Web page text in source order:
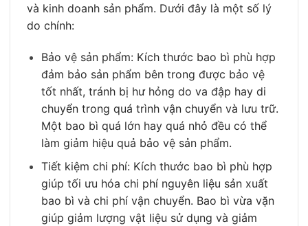
và kinh doanh sản phẩm. Dưới đây là một số lý
do chính:
Bảo vệ sản phẩm: Kích thước bao bì phù hợp
đảm bảo sản phẩm bên trong được bảo vệ
tốt nhất, tránh bị hư hỏng do va đập hay di
chuyển trong quá trình vận chuyển và lưu trữ.
Một bao bì quá lớn hay quá nhỏ đều có thể
làm giảm hiệu quả bảo vệ sản phẩm.
Tiết kiệm chi phí: Kích thước bao bì phù hợp
giúp tối ưu hóa chi phí nguyên liệu sản xuất
bao bì và chi phí vận chuyển. Bao bì vừa vặn
giúp giảm lượng vật liệu sử dụng và giảm